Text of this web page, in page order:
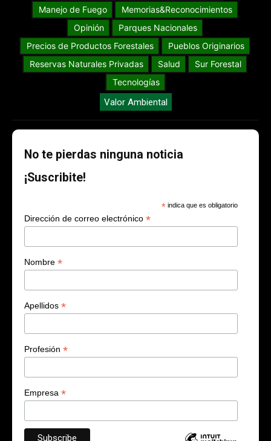
Manejo de Fuego
Memorias&Reconocimientos
Opinión
Parques Nacionales
Precios de Productos Forestales
Pueblos Originarios
Reservas Naturales Privadas
Salud
Sur Forestal
Tecnologías
Valor Ambiental
No te pierdas ninguna noticia
¡Suscribite!
* indica que es obligatorio
Dirección de correo electrónico *
Nombre *
Apellidos *
Profesión *
Empresa *